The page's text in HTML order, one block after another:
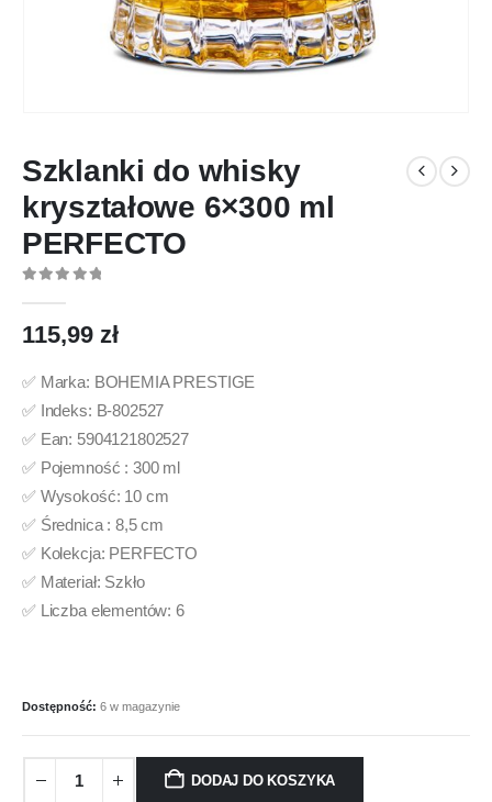
Szklanki do whisky
kryształowe 6×300 ml
PERFECTO
115,99 zł
✅ Marka: BOHEMIA PRESTIGE
✅ Indeks: B-802527
✅ Ean: 5904121802527
✅ Pojemność : 300 ml
✅ Wysokość: 10 cm
✅ Średnica : 8,5 cm
✅ Kolekcja: PERFECTO
✅ Materiał: Szkło
✅ Liczba elementów: 6
Dostępność: 6 w magazynie
DODAJ DO KOSZYKA